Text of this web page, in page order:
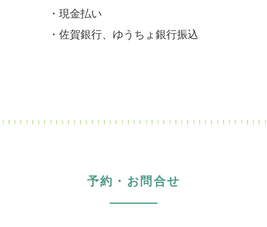
・現金払い
・佐賀銀行、ゆうちょ銀行振込
予約・お問合せ